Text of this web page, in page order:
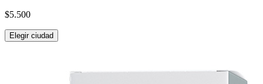
$5.500
Elegir ciudad